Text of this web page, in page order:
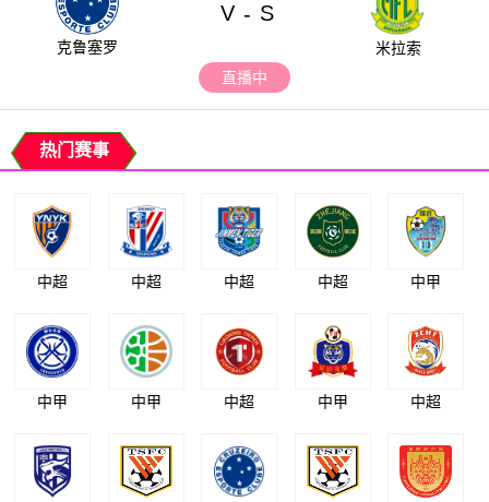
克鲁塞罗
V - S
米拉索
直播中
热门赛事
中超 中超 中超 中超 中甲
中甲 中甲 中超 中甲 中超